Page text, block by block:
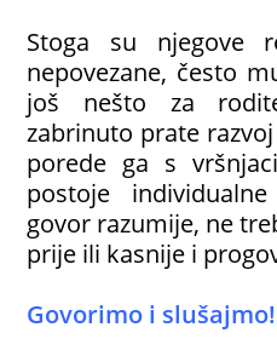
Stoga su njegove
nepovezane, često
još nešto za
zabrinuto prate
porede ga s
postoje
govor razumije, ne
prije ili kasnije i
Govorimo i slušajmo!